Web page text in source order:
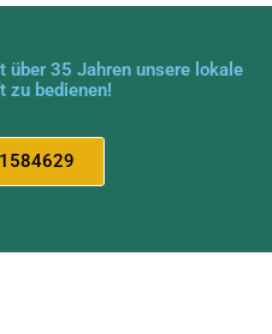
35 Jahren unsere lokale
zu bedienen!